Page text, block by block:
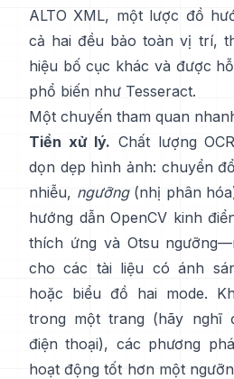
ALTO XML, một lược đồ
cả hai đều bảo toàn vị trí,
hiệu bố cục khác và được
phổ biến như Tesseract.
Một chuyến tham quan
Tiền xử lý. Chất lượng
dọn dẹp hình ảnh: chuyển
nhiễu, ngưỡng(nhị phân
hướng dẫn OpenCV kinh
thích ứng và Otsu
cho các tài liệu có ánh
hoặc biểu đồ hai mode.
trong một trang (hãy nghĩ
điện thoại), các phương
hoạt động tốt hơn một